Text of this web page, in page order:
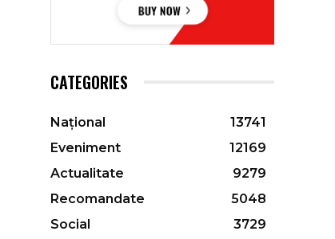
CATEGORIES
Național
13741
Eveniment
12169
Actualitate
9279
Recomandate
5048
Social
3729